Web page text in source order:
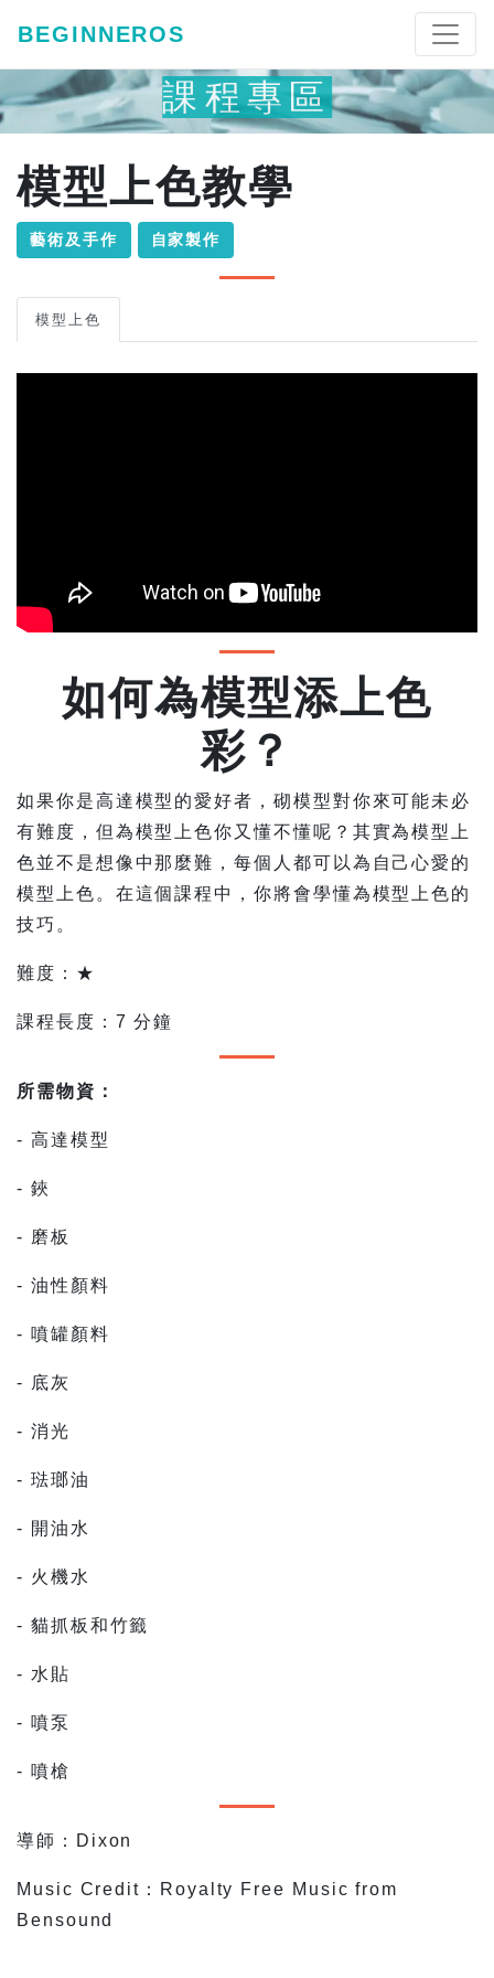
BEGINNEROS
課程專區
模型上色教學
藝術及手作 自家製作
模型上色
如何為模型添上色
彩？
如果你是高達模型的愛好者，砌模型對你來可能未必
有難度，但為模型上色你又懂不懂呢？其實為模型上
色並不是想像中那麼難，每個人都可以為自己心愛的
模型上色。在這個課程中，你將會學懂為模型上色的
技巧。
難度：★
課程長度：7 分鐘
所需物資：
- 高達模型
- 鋏
- 磨板
- 油性顏料
- 噴罐顏料
- 底灰
- 消光
- 琺瑯油
- 開油水
- 火機水
- 貓抓板和竹籤
- 水貼
- 噴泵
- 噴槍
導師：Dixon
Music Credit：Royalty Free Music from
Bensound